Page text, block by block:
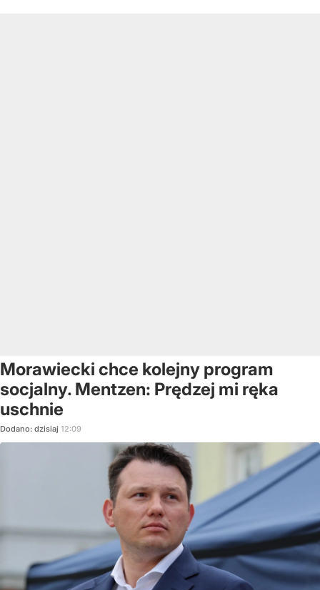
Morawiecki chce kolejny program
socjalny. Mentzen: Prędzej mi ręka
uschnie
Dodano: dzisiaj 12:09